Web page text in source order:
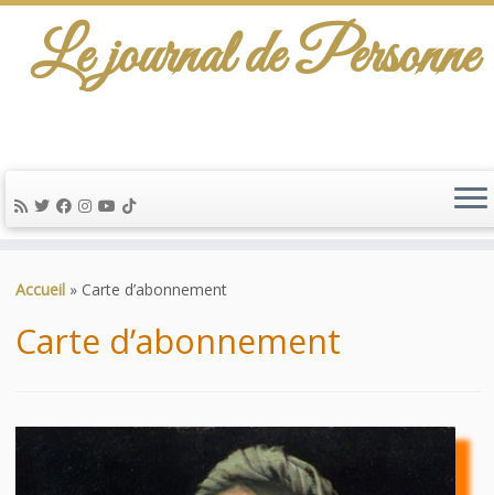
au
Le journal de Personne
Accueil » Carte d’abonnement
Carte d’abonnement